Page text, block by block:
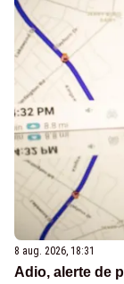
8 aug. 2026, 18:31
Adio, alerte de